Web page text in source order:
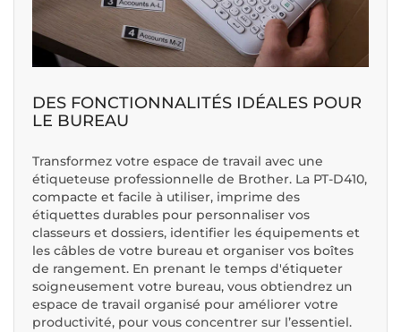
DES FONCTIONNALITÉS IDÉALES POUR
LE BUREAU
Transformez votre espace de travail avec une
étiqueteuse professionnelle de Brother. La PT-D410,
compacte et facile à utiliser, imprime des
étiquettes durables pour personnaliser vos
classeurs et dossiers, identifier les équipements et
les câbles de votre bureau et organiser vos boîtes
de rangement. En prenant le temps d'étiqueter
soigneusement votre bureau, vous obtiendrez un
espace de travail organisé pour améliorer votre
productivité, pour vous concentrer sur l’essentiel.